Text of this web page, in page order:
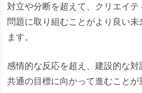
対立や分断を超えて、クリエイ
問題に取り組むことがより良い未
ます。
感情的な反応を超え、建設的な対
共通の目標に向かって進むことが